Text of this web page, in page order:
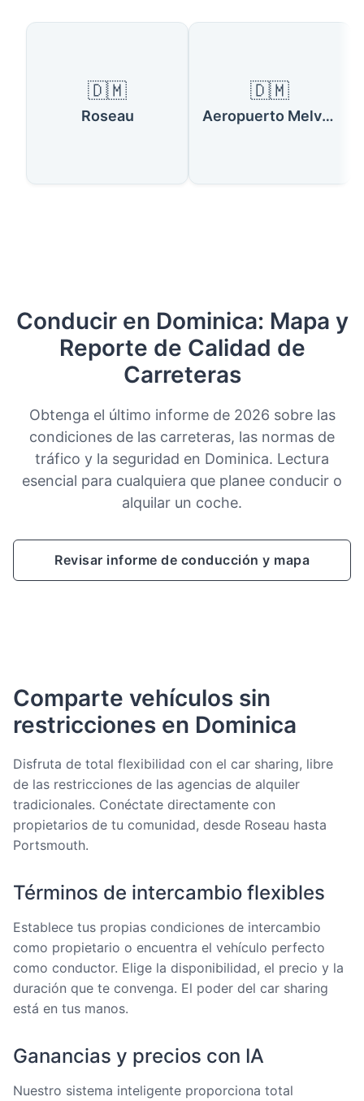
Países Disponibles
🇩🇲
Roseau
🇩🇲
Aeropuerto Melville Hall (DOM)
Conducir en Dominica: Mapa y
Reporte de Calidad de
Carreteras
Obtenga el último informe de 2026 sobre las
condiciones de las carreteras, las normas de
tráfico y la seguridad en Dominica. Lectura
esencial para cualquiera que planee conducir o
alquilar un coche.
Revisar informe de conducción y mapa
Comparte vehículos sin
restricciones en Dominica
Disfruta de total flexibilidad con el car sharing, libre
de las restricciones de las agencias de alquiler
tradicionales. Conéctate directamente con
propietarios de tu comunidad, desde Roseau hasta
Portsmouth.
Términos de intercambio flexibles
Establece tus propias condiciones de intercambio
como propietario o encuentra el vehículo perfecto
como conductor. Elige la disponibilidad, el precio y la
duración que te convenga. El poder del car sharing
está en tus manos.
Ganancias y precios con IA
Nuestro sistema inteligente proporciona total